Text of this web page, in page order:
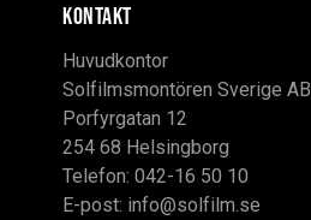
KONTAKT
Huvudkontor
Solfilmsmontören Sverige AB
Porfyrgatan 12
254 68 Helsingborg
Telefon: 042-16 50 10
E-post: info@solfilm.se